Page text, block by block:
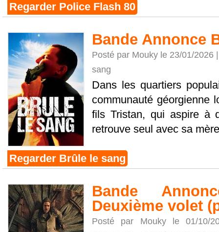
Regarder Police Flash 80
Bande Annonce
Posté par Mouky le 23/01/2026
sang
Dans les quartiers
communauté géorgienne
fils Tristan, qui aspire à
retrouve seul avec sa
Regarder Brûle le sang
Bande
Deuxième volet
Posté par Mouky le 01/10/